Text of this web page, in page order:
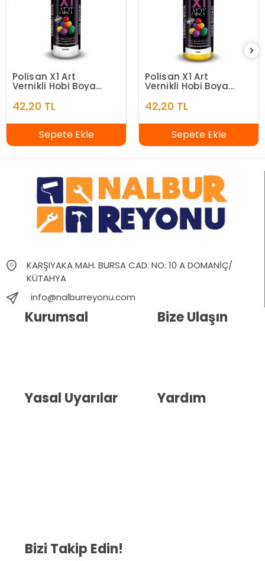
Polisan X1 Art
Vernikli Hobi Boyası
42,20 TL
Sepete Ekle
Polisan X1 Art
Vernikli Hobi Boyası
42,20 TL
Sepete Ekle
KARŞIYAKA MAH. BURSA CAD. NO: 10 A DOMANİÇ/
KÜTAHYA
info@nalburreyonu.com
Kurumsal
Yasal Uyarılar
Bize Ulaşın
Yardım
Bizi Takip Edin!